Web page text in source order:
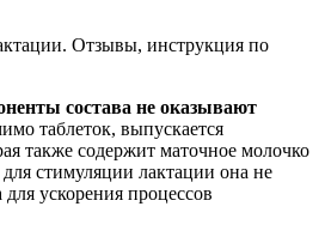
состава не оказывают
таблеток, выпускается
также содержит маточное молочко
стимуляции лактации она не
для ускорения процессов